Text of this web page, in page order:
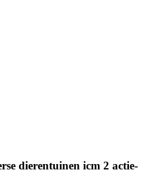
dierentuinen icm 2 actie-